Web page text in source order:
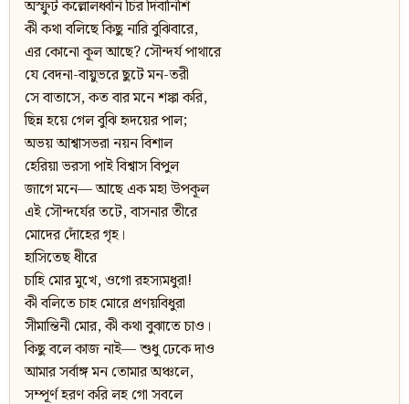
অস্ফুট কল্লোলধ্বনি চির দিবানিশি
কী কথা বলিছে কিছু নারি বুঝিবারে,
এর কোনো কূল আছে? সৌন্দর্য পাথারে
যে বেদনা-বায়ুভরে ছুটে মন-তরী
সে বাতাসে, কত বার মনে শঙ্কা করি,
ছিন্ন হয়ে গেল বুঝি হৃদয়ের পাল;
অভয় আশ্বাসভরা নয়ন বিশাল
হেরিয়া ভরসা পাই বিশ্বাস বিপুল
জাগে মনে— আছে এক মহা উপকূল
এই সৌন্দর্যের তটে, বাসনার তীরে
মোদের দোঁহের গৃহ।
হাসিতেছ ধীরে
চাহি মোর মুখে, ওগো রহস্যমধুরা!
কী বলিতে চাহ মোরে প্রণয়বিধুরা
সীমান্তিনী মোর, কী কথা বুঝাতে চাও।
কিছু বলে কাজ নাই— শুধু ঢেকে দাও
আমার সর্বাঙ্গ মন তোমার অঞ্চলে,
সম্পূর্ণ হরণ করি লহ গো সবলে